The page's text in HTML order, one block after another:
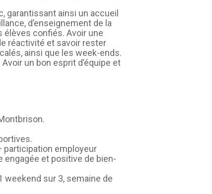
garantissant ainsi un accueil
d’enseignement de la
élèves confiés. Avoir une
réactivité et savoir rester
ainsi que les week-ends.
un bon esprit d’équipe et
participation employeur
et positive de bien-
weekend sur 3, semaine de